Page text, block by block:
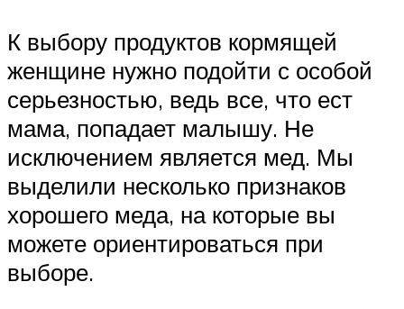
К выбору продуктов кормящей
женщине нужно подойти с особой
серьезностью, ведь все, что ест
мама, попадает малышу. Не
исключением является мед. Мы
выделили несколько признаков
хорошего меда, на которые вы
можете ориентироваться при
выборе.